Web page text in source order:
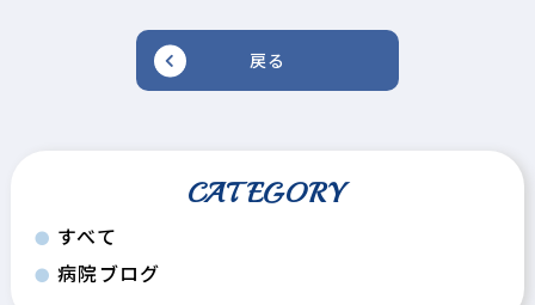
戻る
CATEGORY
すべて
病院ブログ